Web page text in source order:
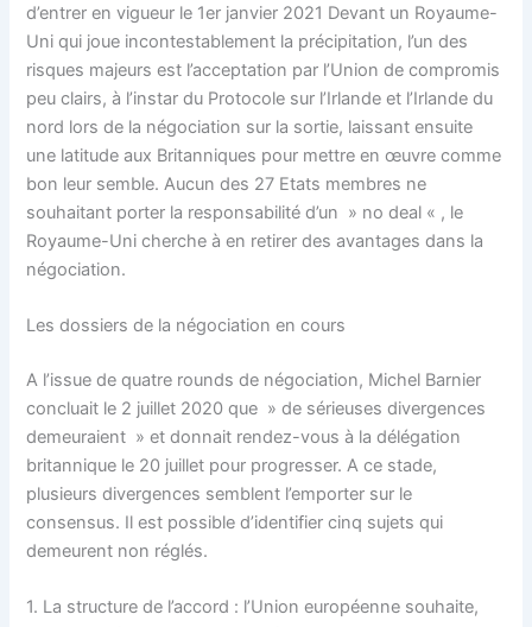
d’entrer en vigueur le 1er janvier 2021 Devant un Royaume-
Uni qui joue incontestablement la précipitation, l’un des
risques majeurs est l’acceptation par l’Union de compromis
peu clairs, à l’instar du Protocole sur l’Irlande et l’Irlande du
nord lors de la négociation sur la sortie, laissant ensuite
une latitude aux Britanniques pour mettre en œuvre comme
bon leur semble. Aucun des 27 Etats membres ne
souhaitant porter la responsabilité d’un » no deal « , le
Royaume-Uni cherche à en retirer des avantages dans la
négociation.
Les dossiers de la négociation en cours
A l’issue de quatre rounds de négociation, Michel Barnier
concluait le 2 juillet 2020 que » de sérieuses divergences
demeuraient » et donnait rendez-vous à la délégation
britannique le 20 juillet pour progresser. A ce stade,
plusieurs divergences semblent l’emporter sur le
consensus. Il est possible d’identifier cinq sujets qui
demeurent non réglés.
1. La structure de l’accord : l’Union européenne souhaite,